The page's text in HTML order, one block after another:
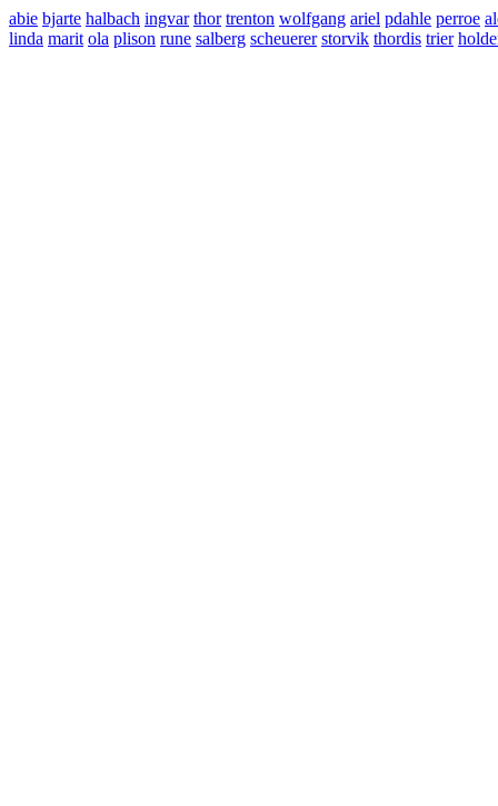
abie bjarte halbach ingvar thor trenton wolfgang ariel pdahle perroe
linda marit ola plison rune salberg scheuerer storvik thordis trier